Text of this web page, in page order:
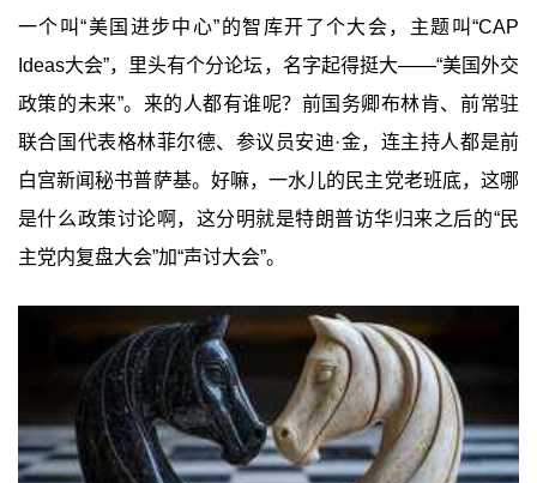
一个叫“美国进步中心”的智库开了个大会，主题叫“CAP
Ideas大会”，里头有个分论坛，名字起得挺大——“美国外交
政策的未来”。来的人都有谁呢？前国务卿布林肯、前常驻
联合国代表格林菲尔德、参议员安迪·金，连主持人都是前
白宫新闻秘书普萨基。好嘛，一水儿的民主党老班底，这哪
是什么政策讨论啊，这分明就是特朗普访华归来之后的“民
主党内复盘大会”加“声讨大会”。